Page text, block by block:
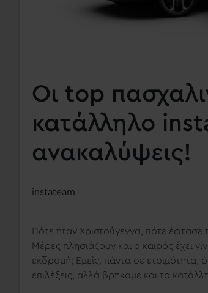
Οι top
κατάλληλο
ανακαλύψεις!
instateam
Πότε ήταν Χριστούγεννα, πότε
Μέρες πλησιάζουν και ο καιρός έχει
εκδρομή; Εμείς, πάντα σε ετοιμότητα,
επιλέξεις, αλλά βρήκαμε και το